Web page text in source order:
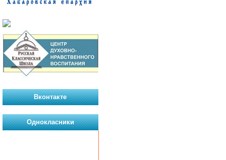
Вконтакте
Однокласники